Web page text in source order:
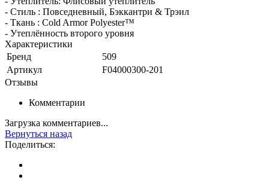
- Стиль : Повседневный, Бэккантри & Трэил
- Ткань : Cold Armor Polyester™
- Утеплённость второго уровня
Характеристики
Бренд
509
Артикул
F04000300-201
Отзывы
Комментарии
Загрузка комментариев...
Вернуться назад
Поделиться: